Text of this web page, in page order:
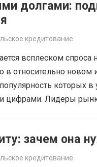
долгами:
кредитование
всплеском
в относительно новом
которых в
Лидеры
зачем она
кредитование